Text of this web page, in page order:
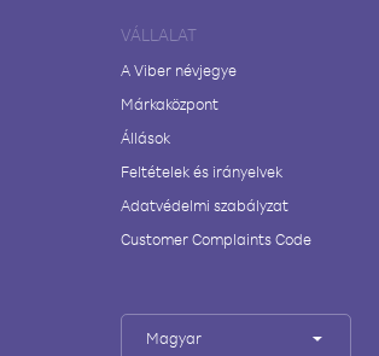
VÁLLALAT
A Viber névjegye
Márkaközpont
Állások
Feltételek és irányelvek
Adatvédelmi szabályzat
Customer Complaints Code
Magyar